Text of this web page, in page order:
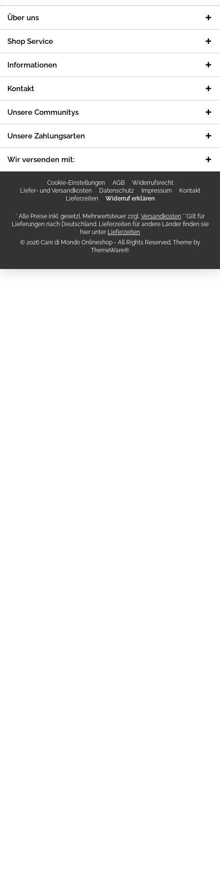
Über uns
Shop Service
Informationen
Kontakt
Unsere Communitys
Unsere Zahlungsarten
Wir versenden mit:
Cookie-Einstellungen AGB
Widerrufsrecht
Liefer- und Versandkosten
Datenschutz Impressum
Kontakt
Lieferzeiten
Widerruf erklären
* Alle Preise inkl. gesetzl. Mehrwertsteuer zzgl. Versandkosten **Gilt für
Lieferungen nach Deutschland. Lieferzeiten für andere Länder finden sie
hier unter Lieferzeiten
© 2026 Cani di Mondo Onlineshop - All Rights Reserved. Theme by
ThemeWare®